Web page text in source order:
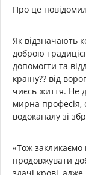
Про це
Як відзначають
доброю
допомогти та
країну?? від
чиєсь життя. Не
мирна професія,
водоканалу зі
«Тож закликаємо
продовжувати
здачі крові,